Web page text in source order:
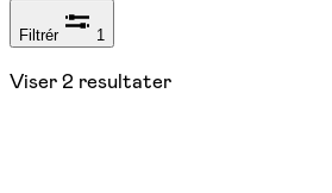
Filtrér 1
Viser2 resultater